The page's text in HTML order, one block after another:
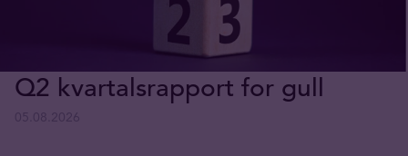
Q2 kvartalsrapport for gull